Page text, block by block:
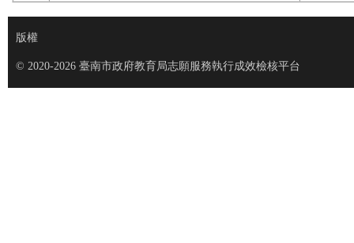
版權
© 2020-2026 臺南市政府教育局志願服務執行成效檢核平台